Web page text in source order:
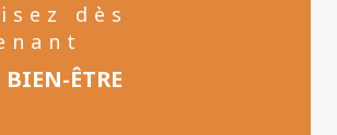
dès
BIEN-ÊTRE